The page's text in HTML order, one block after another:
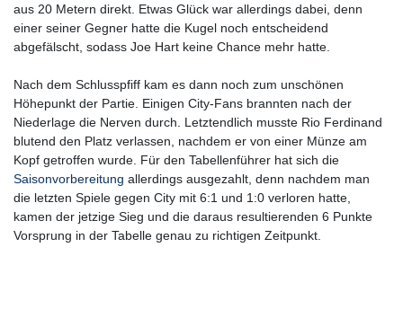
aus 20 Metern direkt. Etwas Glück war allerdings dabei, denn
einer seiner Gegner hatte die Kugel noch entscheidend
abgefälscht, sodass Joe Hart keine Chance mehr hatte.
Nach dem Schlusspfiff kam es dann noch zum unschönen
Höhepunkt der Partie. Einigen City-Fans brannten nach der
Niederlage die Nerven durch. Letztendlich musste Rio Ferdinand
blutend den Platz verlassen, nachdem er von einer Münze am
Kopf getroffen wurde. Für den Tabellenführer hat sich die
Saisonvorbereitung allerdings ausgezahlt, denn nachdem man
die letzten Spiele gegen City mit 6:1 und 1:0 verloren hatte,
kamen der jetzige Sieg und die daraus resultierenden 6 Punkte
Vorsprung in der Tabelle genau zu richtigen Zeitpunkt.